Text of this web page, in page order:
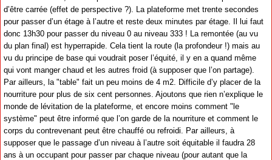
d’être carrée (effet de perspective ?). La plateforme met trente secondes
pour passer d’un étage à l’autre et reste deux minutes par étage. Il lui faut
donc 13h30 pour passer du niveau 0 au niveau 333 ! La remontée (au vu
du plan final) est hyperrapide. Cela tient la route (la profondeur !) mais au
vu du principe de base qui voudrait poser l’équité, il y en a quand même
qui vont manger chaud et les autres froid (à supposer que l’on partage).
Par ailleurs, la "table" fait un peu moins de 4 m2. Difficile d’y placer de la
nourriture pour plus de six cent personnes. Ajoutons que rien n’explique le
monde de lévitation de la plateforme, et encore moins comment "le
système" peut être informé que l’on garde de la nourriture et comment le
corps du contrevenant peut être chauffé ou refroidi. Par ailleurs, à
supposer que le passage d’un niveau à l’autre soit équitable il faudra 28
ans à un occupant pour passer par chaque niveau (pour autant que la